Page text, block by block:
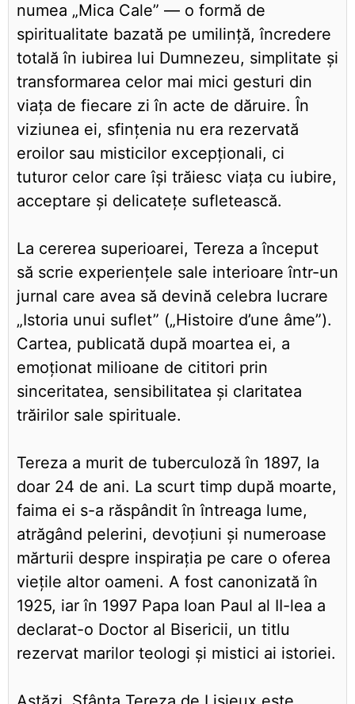
numea „Mica Cale” — o formă de
spiritualitate bazată pe umilință, încredere
totală în iubirea lui Dumnezeu, simplitate și
transformarea celor mai mici gesturi din
viața de fiecare zi în acte de dăruire. În
viziunea ei, sfințenia nu era rezervată
eroilor sau misticilor excepționali, ci
tuturor celor care își trăiesc viața cu iubire,
acceptare și delicatețe sufletească.
La cererea superioarei, Tereza a început
să scrie experiențele sale interioare într-un
jurnal care avea să devină celebra lucrare
„Istoria unui suflet” („Histoire d’une âme”).
Cartea, publicată după moartea ei, a
emoționat milioane de cititori prin
sinceritatea, sensibilitatea și claritatea
trăirilor sale spirituale.
Tereza a murit de tuberculoză în 1897, la
doar 24 de ani. La scurt timp după moarte,
faima ei s-a răspândit în întreaga lume,
atrăgând pelerini, devoțiuni și numeroase
mărturii despre inspirația pe care o oferea
viețile altor oameni. A fost canonizată în
1925, iar în 1997 Papa Ioan Paul al II-lea a
declarat-o Doctor al Bisericii, un titlu
rezervat marilor teologi și mistici ai istoriei.